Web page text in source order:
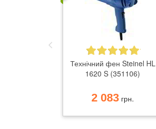
Технічний фен Steinel HL
1620 S (351106)
2 083 грн.